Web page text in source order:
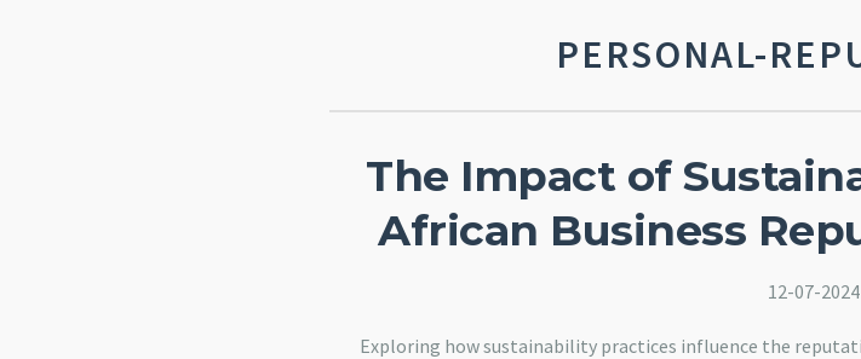
PERSONAL-
The Impact of
African Business
12-07-2024
Exploring how sustainability practices influence the